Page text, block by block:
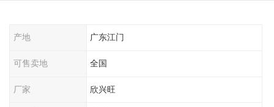
产地 广东江门
可售卖地 全国
厂家 欣兴旺